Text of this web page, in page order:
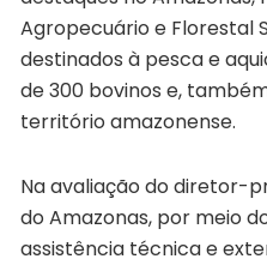
Agropecuário e Florestal
destinados à pesca e
de 300 bovinos e,
território amazonense.
Na avaliação do diretor-
do Amazonas, por meio
assistência técnica e